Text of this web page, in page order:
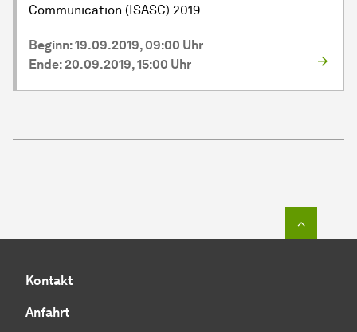
Communication (ISASC) 2019
Beginn: 19.09.2019, 09:00 Uhr
Ende: 20.09.2019, 15:00 Uhr
Kontakt
Anfahrt